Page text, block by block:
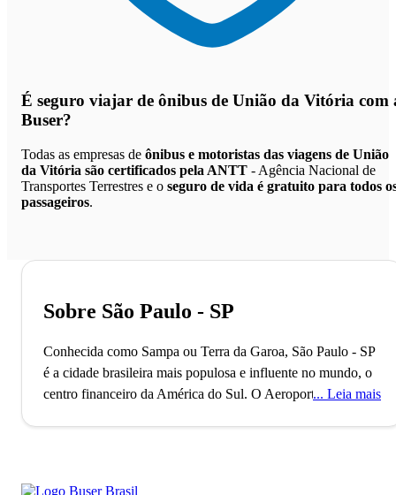
É seguro viajar de ônibus de União da Vitória com
Buser?
Todas as empresas de ônibus e motoristas das viagens de União
da Vitória são certificados pela ANTT - Agência Nacional de
Transportes Terrestres e o seguro de vida é gratuito para todos
passageiros.
Sobre São Paulo - SP
Conhecida como Sampa ou Terra da Garoa, São Paulo - SP
é a cidade brasileira mais populosa e influente no mundo, o
centro financeiro da América do Sul. O Aeroporto deLeia mais